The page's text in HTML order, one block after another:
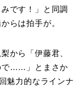
です！」と同調
らは拍手が。
から「伊藤君、
で……」とまさか
魅力的なラインナ